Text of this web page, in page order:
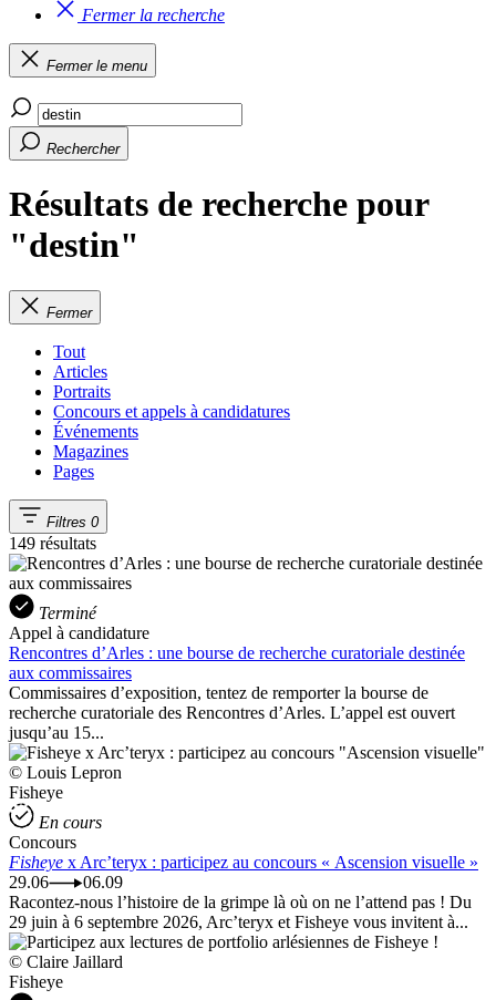
Fermer la recherche
Fermer le menu
Rechercher
Résultats de recherche pour
"destin"
Fermer
Tout
Articles
Portraits
Concours et appels à candidatures
Événements
Magazines
Pages
Filtres 0
149 résultats
Terminé
Appel à candidature
Rencontres d’Arles : une bourse de recherche curatoriale destinée
aux commissaires
Commissaires d’exposition, tentez de remporter la bourse de
recherche curatoriale des Rencontres d’Arles. L’appel est ouvert
jusqu’au 15...
© Louis Lepron
Fisheye
En cours
Concours
Fisheye x Arc’teryx : participez au concours « Ascension visuelle »
29.06
06.09
Racontez-nous l’histoire de la grimpe là où on ne l’attend pas ! Du
29 juin à 6 septembre 2026, Arc’teryx et Fisheye vous invitent à...
© Claire Jaillard
Fisheye